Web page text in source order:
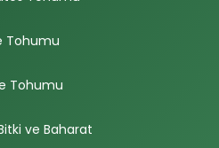
Tohumu
Tohumu
ve Baharat